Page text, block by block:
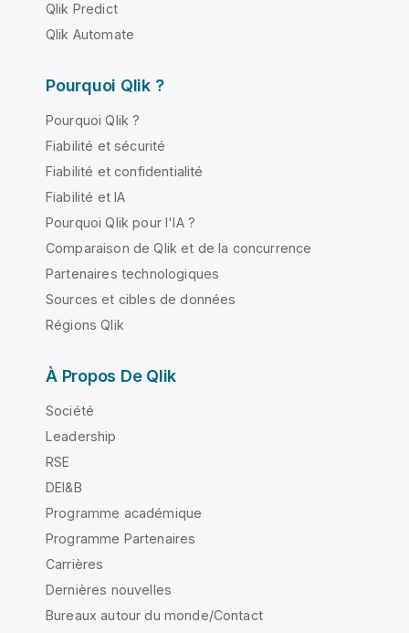
Qlik Predict
Qlik Automate
Pourquoi Qlik ?
Pourquoi Qlik ?
Fiabilité et sécurité
Fiabilité et confidentialité
Fiabilité et IA
Pourquoi Qlik pour l'IA ?
Comparaison de Qlik et de la concurrence
Partenaires technologiques
Sources et cibles de données
Régions Qlik
À Propos De Qlik
Société
Leadership
RSE
DEI&B
Programme académique
Programme Partenaires
Carrières
Dernières nouvelles
Bureaux autour du monde/Contact